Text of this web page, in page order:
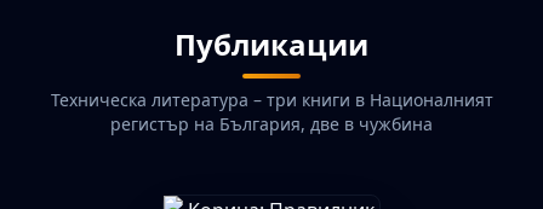
Публикации
Техническа литература – три книги в Националният
регистър на България, две в чужбина